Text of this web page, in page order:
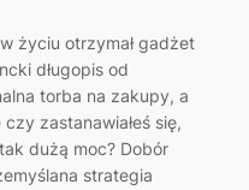
życiu otrzymał gadżet
długopis od
torba na zakupy, a
zastanawiałeś się,
dużą moc? Dobór
strategia